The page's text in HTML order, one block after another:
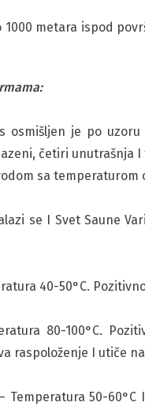
metara ispod
osmišljen je po
četiri unutrašnja
sa temperaturom
se I Svet Saune
40-50°C.
80-100°C.
raspoloženje I utiče
Temperatura 50-